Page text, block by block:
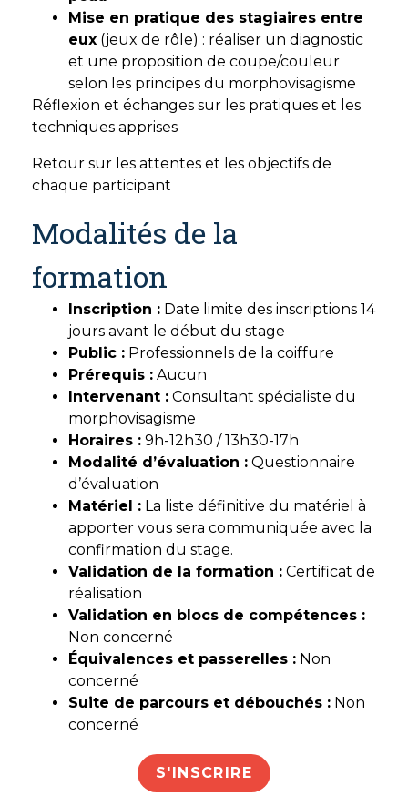
Mise en pratique des stagiaires entre
eux (jeux de rôle) : réaliser un diagnostic
et une proposition de coupe/couleur
selon les principes du morphovisagisme
Réflexion et échanges sur les pratiques et les
techniques apprises
Retour sur les attentes et les objectifs de
chaque participant
Modalités de la
formation
Inscription : Date limite des inscriptions 14
jours avant le début du stage
Public : Professionnels de la coiffure
Prérequis : Aucun
Intervenant : Consultant spécialiste du
morphovisagisme
Horaires : 9h-12h30 / 13h30-17h
Modalité d’évaluation : Questionnaire
d’évaluation
Matériel : La liste définitive du matériel à
apporter vous sera communiquée avec la
confirmation du stage.
Validation de la formation : Certificat de
réalisation
Validation en blocs de compétences :
Non concerné
Équivalences et passerelles : Non
concerné
Suite de parcours et débouchés : Non
concerné
S'INSCRIRE